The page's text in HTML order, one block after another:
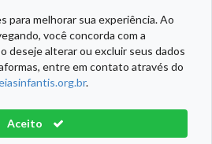
Aceito
para melhorar sua experiência. Ao
você concorda com a
deseje alterar ou excluir seus dados
entre em contato através do
.
Todos os direitos reservados